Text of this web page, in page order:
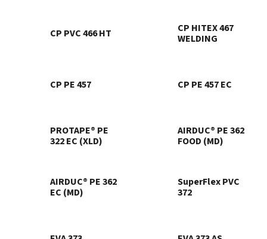
CP PVC 466 HT
CP HITEX 467
WELDING
CP PE 457 CP PE 457 EC
PROTAPE® PE
322 EC (XLD)
AIRDUC® PE 362
FOOD (MD)
AIRDUC® PE 362
EC (MD)
SuperFlex PVC
372